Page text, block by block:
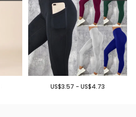
US$3.57 - US$4.73